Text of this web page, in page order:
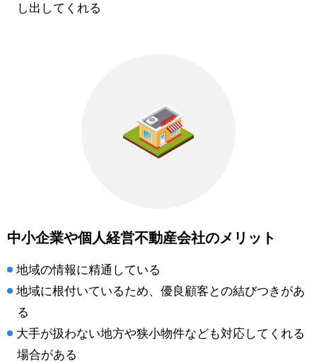
し出してくれる
中小企業や個人経営不動産会社のメリット
地域の情報に精通している
地域に根付いているため、優良顧客との結びつきがあ
る
大手が扱わない地方や狭小物件なども対応してくれる
場合がある